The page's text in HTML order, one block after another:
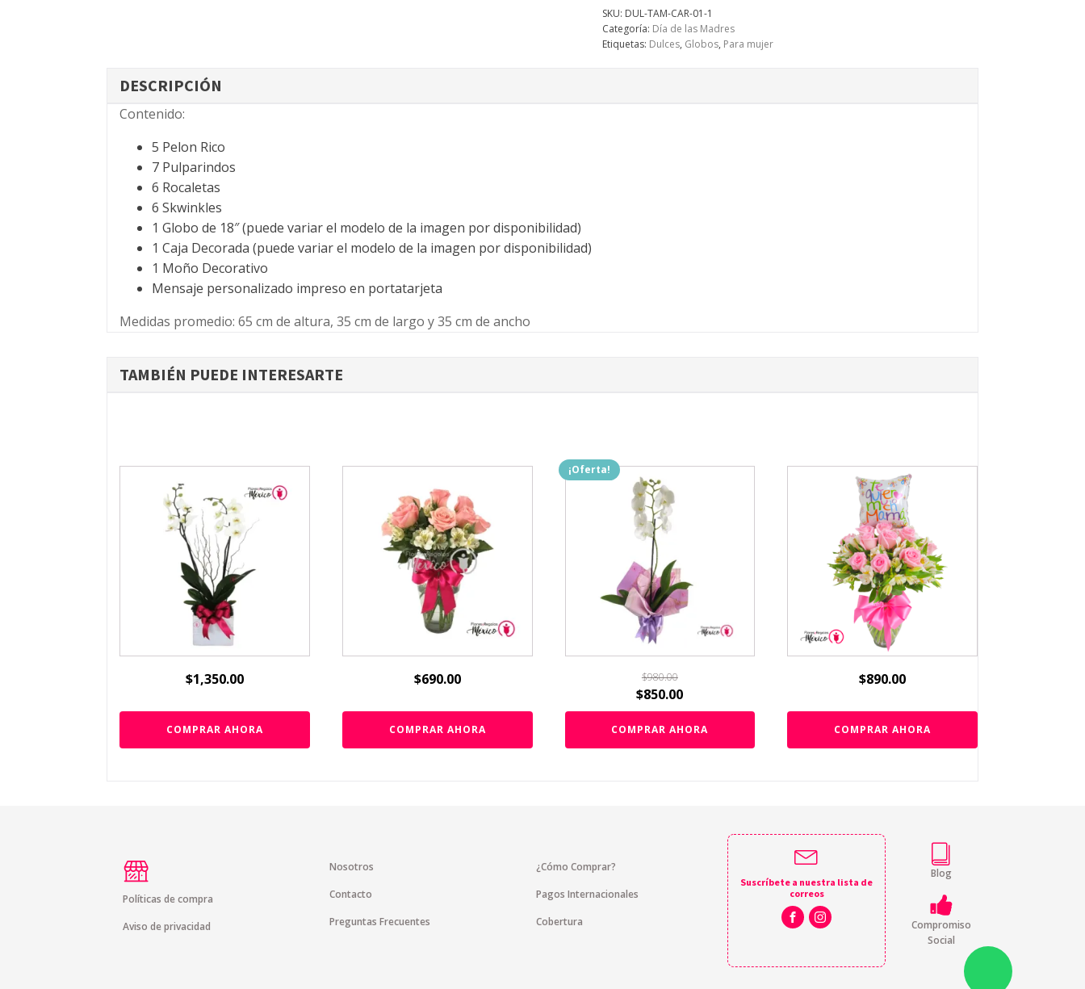
SKU: DUL-TAM-CAR-01-1
Categoría: Día de las Madres
Etiquetas: Dulces, Globos, Para mujer
DESCRIPCIÓN
Contenido:
5 Pelon Rico
7 Pulparindos
6 Rocaletas
6 Skwinkles
1 Globo de 18″ (puede variar el modelo de la imagen por disponibilidad)
1 Caja Decorada (puede variar el modelo de la imagen por disponibilidad)
1 Moño Decorativo
Mensaje personalizado impreso en portatarjeta
Medidas promedio: 65 cm de altura, 35 cm de largo y 35 cm de ancho
TAMBIÉN PUEDE INTERESARTE
$1,350.00
COMPRAR AHORA
$690.00
COMPRAR AHORA
¡Oferta!
$980.00
$850.00
COMPRAR AHORA
$890.00
COMPRAR AHORA
Políticas de compra
Aviso de privacidad
Nosotros
Contacto
Preguntas Frecuentes
¿Cómo Comprar?
Pagos Internacionales
Cobertura
Suscríbete a nuestra lista de
correos
Blog
Compromiso
Social